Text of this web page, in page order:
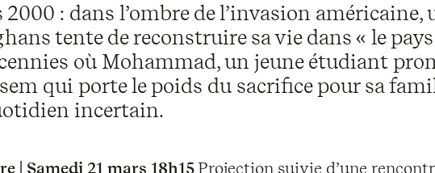
2000 : dans l’ombre de l’invasion américaine,
tente de reconstruire sa vie dans « le
où Mohammad, un jeune étudiant
qui porte le poids du sacrifice pour sa
incertain.
| Samedi 21 mars 18h15Projection suivie d’une